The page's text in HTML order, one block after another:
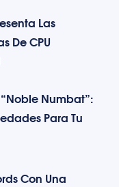
Las
De CPU
“Noble Numbat”:
Para Tu
Con Una